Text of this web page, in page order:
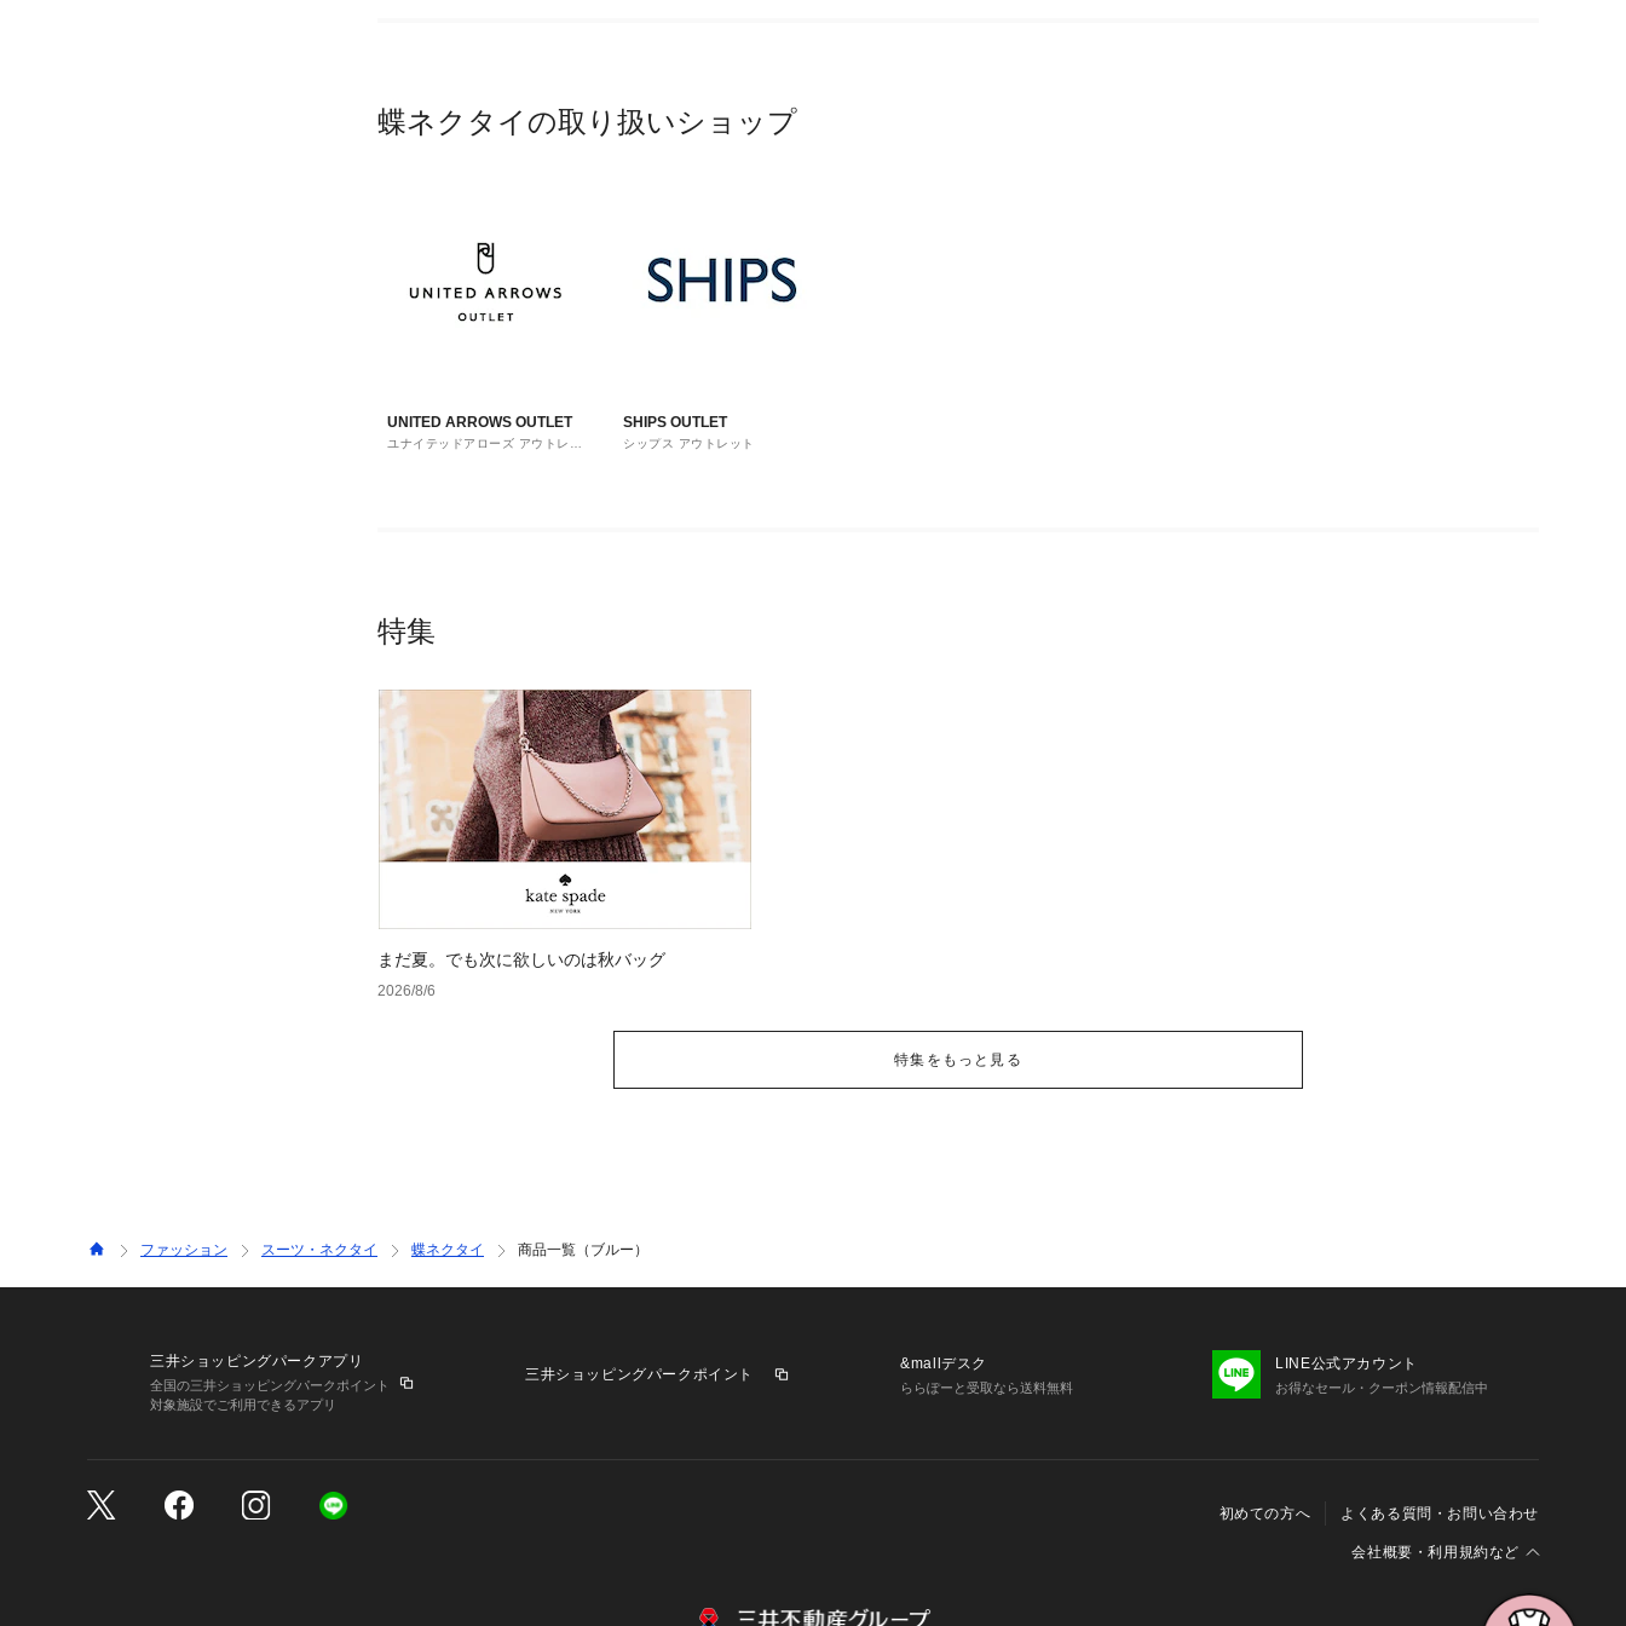
蝶ネクタイの取り扱いショップ
UNITED ARROWS OUTLET
ユナイテッドアローズ アウトレッ
SHIPS OUTLET
シップス アウトレット
特集
まだ夏。でも次に欲しいのは秋バッグ
2026/8/6
特集をもっと見る
ファッション スーツ・ネクタイ 蝶ネクタイ 商品一覧（ブルー）
三井ショッピングパークアプリ
全国の三井ショッピングパークポイント
対象施設でご利用できるアプリ
三井ショッピングパークポイント
&mallデスク
ららぽーと受取なら送料無料
LINE公式アカウント
お得なセール・クーポン情報配信中
初めての方へ よくある質問・お問い合わせ
会社概要・利用規約など
特定商取引に関する法律に基づく表示